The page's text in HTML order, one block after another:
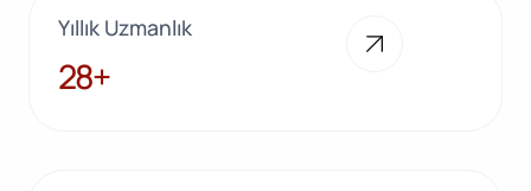
Yıllık Uzmanlık
28+
28+